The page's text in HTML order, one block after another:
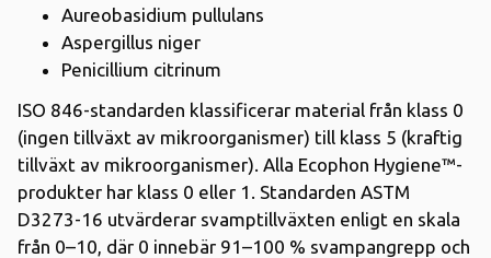
Aureobasidium pullulans
Aspergillus niger
Penicillium citrinum
ISO 846-standarden klassificerar material från klass 0
(ingen tillväxt av mikroorganismer) till klass 5 (kraftig
tillväxt av mikroorganismer). Alla Ecophon Hygiene™-
produkter har klass 0 eller 1. Standarden ASTM
D3273-16 utvärderar svamptillväxten enligt en skala
från 0–10, där 0 innebär 91–100 % svampangrepp och